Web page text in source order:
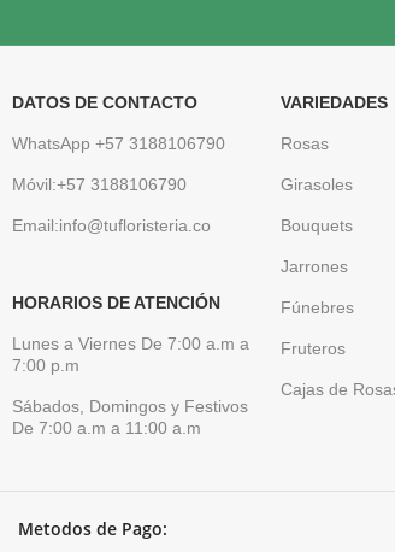
DATOS DE CONTACTO
WhatsApp +57 3188106790
Móvil:+57 3188106790
Email:info@tufloristeria.co
HORARIOS DE ATENCIÓN
Lunes a Viernes De 7:00 a.m a
7:00 p.m
Sábados, Domingos y Festivos
De 7:00 a.m a 11:00 a.m
VARIEDADES
Rosas
Girasoles
Bouquets
Jarrones
Fúnebres
Fruteros
Cajas de
Metodos de Pago: